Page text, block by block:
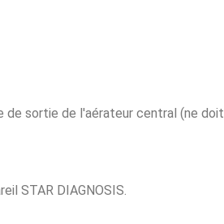
de sortie de l'aérateur central (ne doit
STAR DIAGNOSIS.